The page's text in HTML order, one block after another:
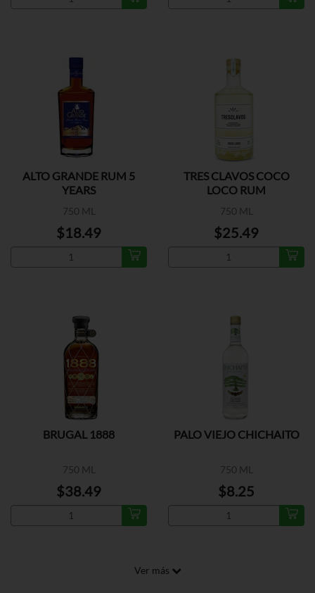
ALTO GRANDE RUM 5
YEARS
750 ML
$18.49
TRES CLAVOS COCO
LOCO RUM
750 ML
$25.49
BRUGAL 1888
750 ML
$38.49
PALO VIEJO CHICHAITO
750 ML
$8.25
Ver más